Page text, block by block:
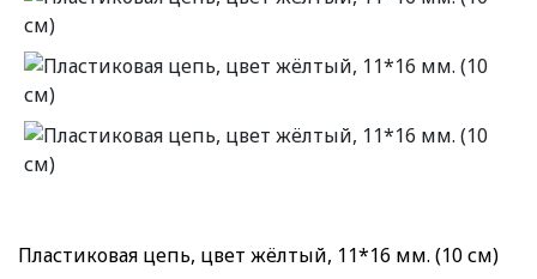
Пластиковая цепь, цвет жёлтый, 11*16 мм. (10 см)